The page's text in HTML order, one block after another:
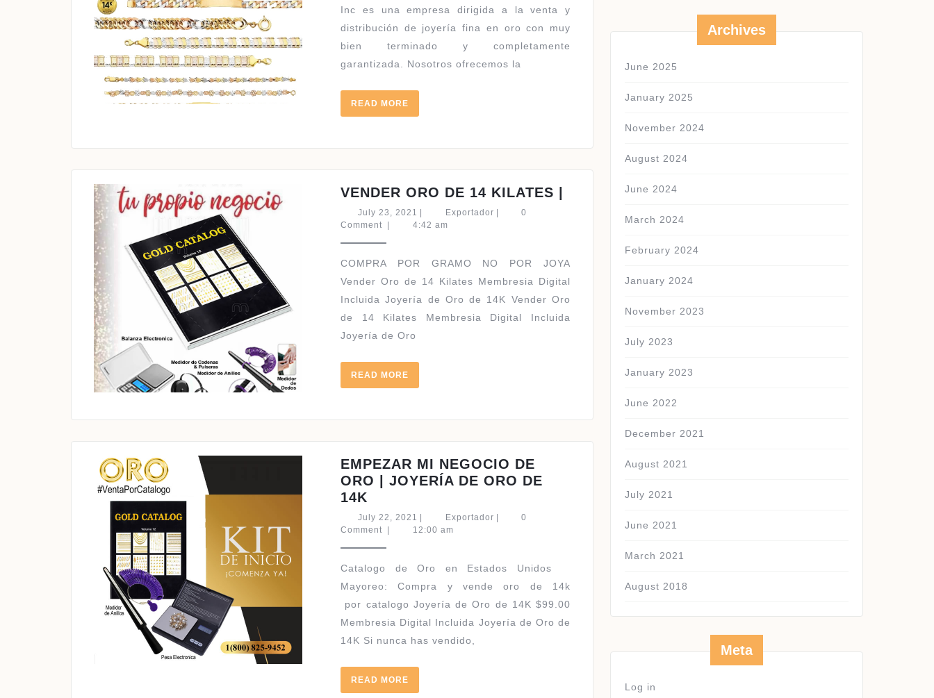
CATALOGO
Inc es una empresa dirigida a la venta y
distribución de joyería fina en oro con muy
bien terminado y completamente
garantizada. Nosotros ofrecemos la
READ MORE
MORE
VENDER ORO DE 14 KILATES |
KILATES
July 23, 2021 July
23,
ExportadorExportador
0
Comment
4:42 am
COMPRA POR GRAMO NO POR JOYA
Vender Oro de 14 Kilates Membresia Digital
Incluida Joyería de Oro de 14K Vender Oro
de 14 Kilates Membresia Digital Incluida
Joyería de Oro
READ MORE
MORE
EMPEZAR MI NEGOCIO DE
ORO | JOYERÍA DE ORO DE
14K
MI
NEGOCIO
DE
ORO
JOYERÍA
ORO
DE
14K
July 22, 2021 July
22,
ExportadorExportador
0
Comment
12:00 am
Catalogo de Oro en Estados Unidos ​
Mayoreo: Compra y vende oro de 14k
por catalogo Joyería de Oro de 14K $99.00
Membresia Digital Incluida Joyería de Oro de
14K Si nunca has vendido,
READ MORE
MORE
Archives
June 2025
January 2025
November 2024
August 2024
June 2024
March 2024
February 2024
January 2024
November 2023
July 2023
January 2023
June 2022
December 2021
August 2021
July 2021
June 2021
March 2021
August 2018
Meta
Log in